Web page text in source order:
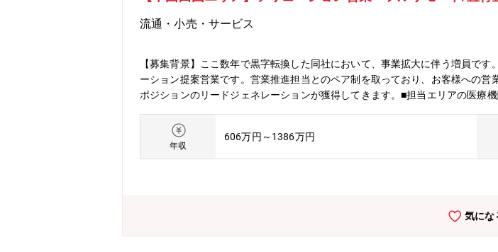
流通・小売・サービス
【募集背景】ここ数年で黒字転換した同社において、事業拡大に伴う増員で
ーション提案営業です。営業推進担当とのペア制を取っており、お客様への
ポジションのリードジェネレーションが獲得してきます。■担当エリアの医療
得、見積作成、契約書作成、CRM登録などの事務作業は基本的には全て担当
です。それぞれチームごとにエリアの担当などが分かれており、その上にリ
ーク、直行直帰のため柔軟な働き方が可能です！基本的にはご自宅から顧客
チームごとで担当が決まっているため、日帰り出張も多いですが、場合によ
長距離移動が頻発するなどはありません。■解約率が非常に低く、長期的な顧
年収
606万円～1386万円
気にな